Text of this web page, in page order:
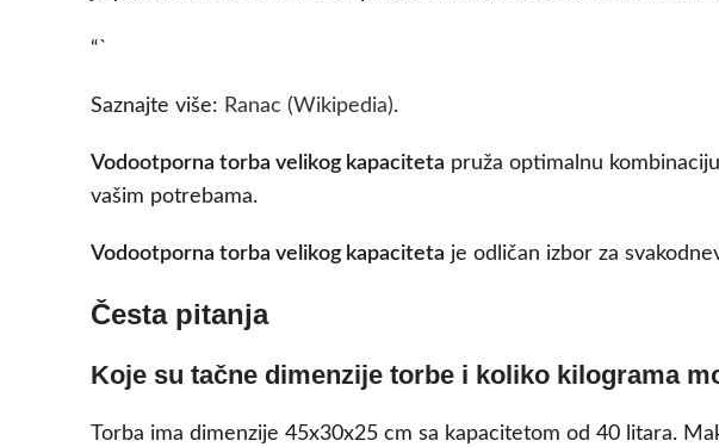
“`
Saznajte više: Ranac (Wikipedia).
Vodootporna torba velikog kapaciteta pruža optimalnu
vašim potrebama.
Vodootporna torba velikog kapaciteta je odličan izbor za
Česta pitanja
Koje su tačne dimenzije torbe i koliko kilograma
Torba ima dimenzije 45x30x25 cm sa kapacitetom od 40 litara.